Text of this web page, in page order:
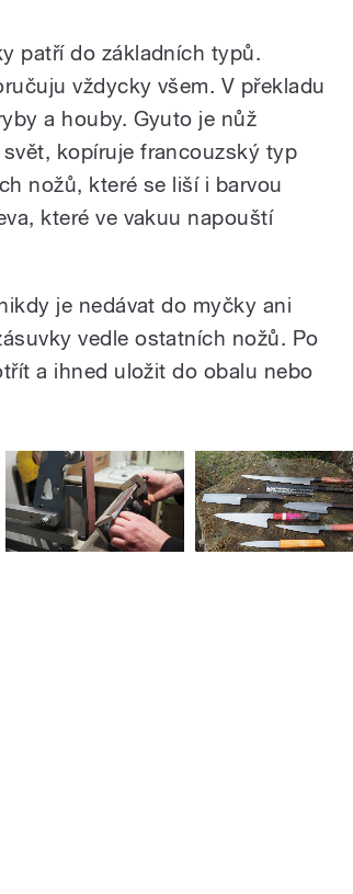
patří do základních typů.
vždycky všem. V překladu
a houby. Gyuto je nůž
kopíruje francouzský typ
nožů, které se liší i barvou
které ve vakuu napouští
je nedávat do myčky ani
vedle ostatních nožů. Po
a ihned uložit do obalu nebo